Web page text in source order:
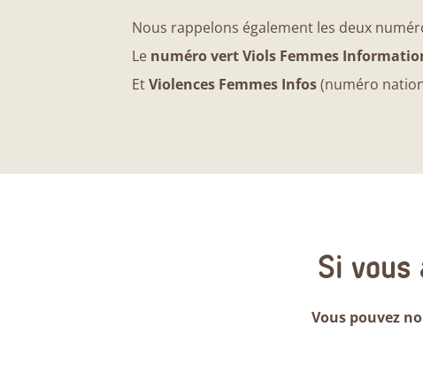
Nous rappelons également les deux
Le numéro vert Viols Femmes
EtViolences Femmes Infos(numéro
Si vous
Vous pouvez